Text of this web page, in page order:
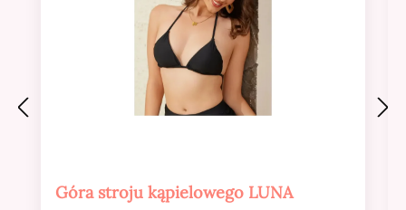
Góra stroju kąpielowego LUNA